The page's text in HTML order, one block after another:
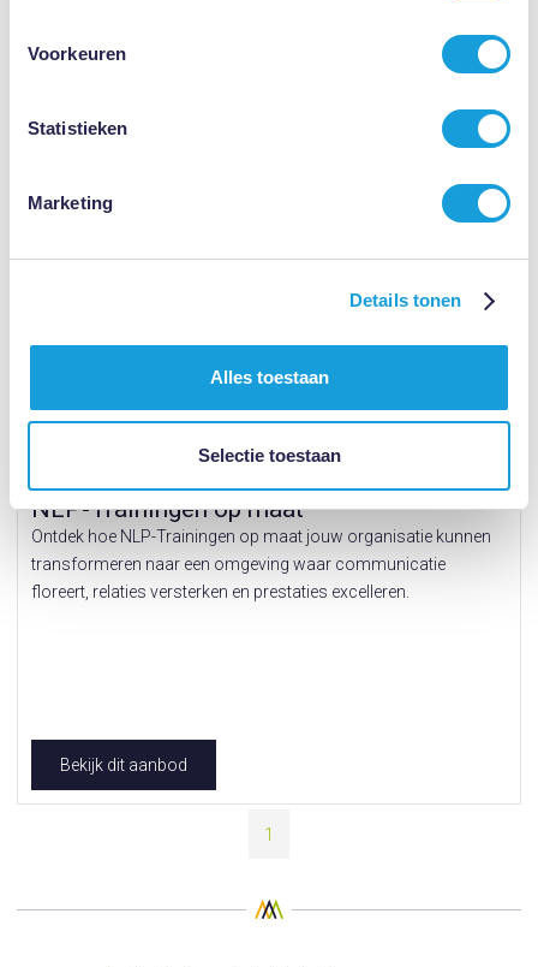
Voorkeuren
Statistieken
Marketing
Details tonen
Alles toestaan
Selectie toestaan
Hoge Klantentevredenheidscijfers
prijs op aanvraag
NLP-Trainingen op maat
Ontdek hoe NLP-Trainingen op maat jouw organisatie kunnen
transformeren naar een omgeving waar communicatie
floreert, relaties versterken en prestaties excelleren.
Bekijk dit aanbod
1